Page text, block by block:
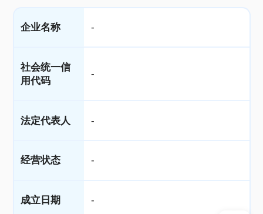
企业名称 -
社会统一信
用代码
-
法定代表人 -
经营状态 -
成立日期 -